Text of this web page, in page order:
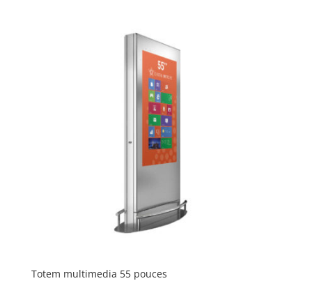
Totem multimedia 55 pouces